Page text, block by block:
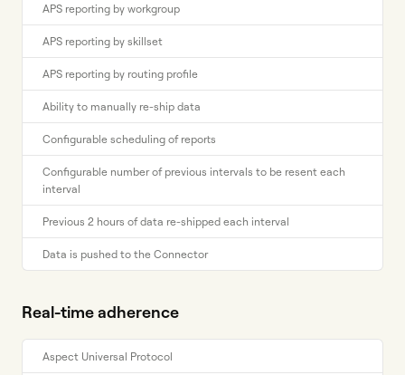
APS reporting by workgroup
APS reporting by skillset
APS reporting by routing profile
Ability to manually re-ship data
Configurable scheduling of reports
Configurable number of previous intervals to be resent each
interval
Previous 2 hours of data re-shipped each interval
Data is pushed to the Connector
Real-time adherence
Aspect Universal Protocol